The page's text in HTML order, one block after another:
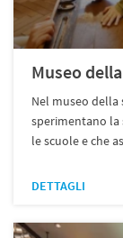
Museo
Nel museo della
sperimentano la
le scuole e che
DETTAGLI